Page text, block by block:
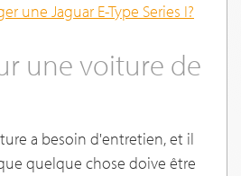
une Jaguar E-Type Series I?
une voiture de
a besoin d'entretien, et il
quelque chose doive être